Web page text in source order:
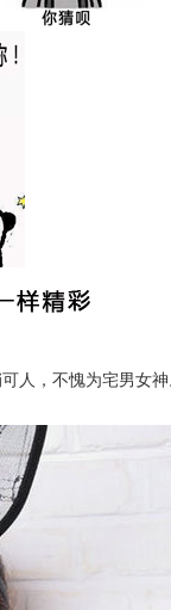
人，不愧为宅男女神